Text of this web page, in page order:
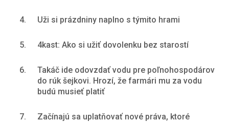
4. Uži si prázdniny naplno s týmito hrami
5. 4kast: Ako si užiť dovolenku bez starostí
6.
Takáč ide odovzdať vodu pre poľnohospodárov
do rúk šejkovi. Hrozí, že farmári mu za vodu
budú musieť platiť
7.
Začínajú sa uplatňovať nové práva, ktoré